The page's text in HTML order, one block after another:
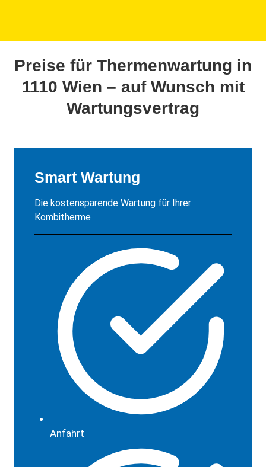
Preise für Thermenwartung in
1110 Wien – auf Wunsch mit
Wartungsvertrag
Smart Wartung
Die kostensparende Wartung für Ihrer
Kombitherme
Anfahrt